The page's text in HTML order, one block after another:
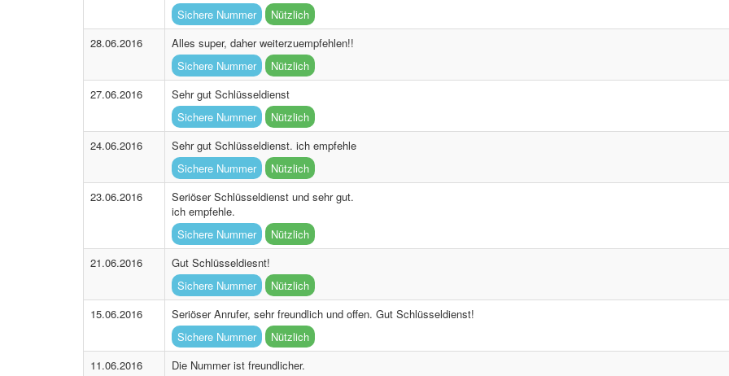
Sichere Nummer
Nützlich
28.06.2016
Alles super, daher weiterzuempfehlen!!
Sichere Nummer
Nützlich
27.06.2016
Sehr gut Schlüsseldienst
Sichere Nummer
Nützlich
24.06.2016
Sehr gut Schlüsseldienst. ich empfehle
Sichere Nummer
Nützlich
23.06.2016
Seriöser Schlüsseldienst und sehr gut.
ich empfehle.
Sichere Nummer
Nützlich
21.06.2016
Gut Schlüsseldiesnt!
Sichere Nummer
Nützlich
15.06.2016
Seriöser Anrufer, sehr freundlich und offen. Gut Schlüsseldienst!
Sichere Nummer
Nützlich
11.06.2016
Die Nummer ist freundlicher.